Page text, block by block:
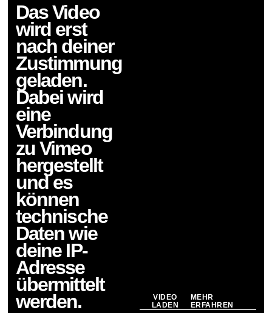
Das Video
wird erst
nach deiner
Zustimmung
geladen.
Dabei wird
eine
Verbindung
zuVimeo
hergestellt
und es
können
technische
Daten wie
deine IP-
Adresse
übermittelt
werden.
VIDEO
LADEN
MEHR
ERFAHREN